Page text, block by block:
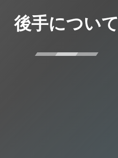
後手について